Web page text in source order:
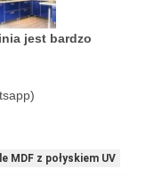
jest bardzo
MDF z połyskiem UV